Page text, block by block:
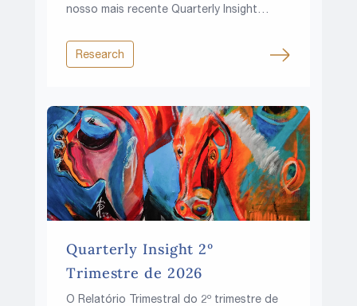
nosso mais recente Quarterly Insight
ascensão pode continuar em um mundo
de taxas de juros mais altas, pressões
mais limitados?
Research
Quarterly Insight 2º
Trimestre de 2026
O Relatório Trimestral do 2º trimestre de